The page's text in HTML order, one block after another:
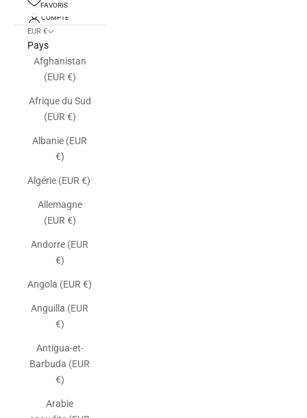
FAVORIS
COMPTE
EUR €
Pays
Afghanistan
(EUR €)
Afrique du Sud
(EUR €)
Albanie (EUR
€)
Algérie (EUR €)
Allemagne
(EUR €)
Andorre (EUR
€)
Angola (EUR €)
Anguilla (EUR
€)
Antigua-et-
Barbuda (EUR
€)
Arabie